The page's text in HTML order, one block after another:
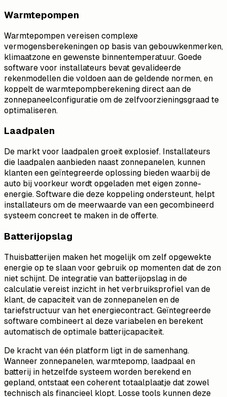
Warmtepompen
Warmtepompen vereisen complexe
vermogensberekeningen op basis van gebouwkenmerken,
klimaatzone en gewenste binnentemperatuur. Goede
software voor installateurs bevat gevalideerde
rekenmodellen die voldoen aan de geldende normen, en
koppelt de warmtepompberekening direct aan de
zonnepaneelconfiguratie om de zelfvoorzieningsgraad te
optimaliseren.
Laadpalen
De markt voor laadpalen groeit explosief. Installateurs
die laadpalen aanbieden naast zonnepanelen, kunnen
klanten een geïntegreerde oplossing bieden waarbij de
auto bij voorkeur wordt opgeladen met eigen zonne-
energie. Software die deze koppeling ondersteunt, helpt
installateurs om de meerwaarde van een gecombineerd
systeem concreet te maken in de offerte.
Batterijopslag
Thuisbatterijen maken het mogelijk om zelf opgewekte
energie op te slaan voor gebruik op momenten dat de zon
niet schijnt. De integratie van batterijopslag in de
calculatie vereist inzicht in het verbruiksprofiel van de
klant, de capaciteit van de zonnepanelen en de
tariefstructuur van het energiecontract. Geïntegreerde
software combineert al deze variabelen en berekent
automatisch de optimale batterijcapaciteit.
De kracht van één platform ligt in de samenhang.
Wanneer zonnepanelen, warmtepomp, laadpaal en
batterij in hetzelfde systeem worden berekend en
gepland, ontstaat een coherent totaalplaatje dat zowel
technisch als financieel klopt. Losse tools kunnen deze